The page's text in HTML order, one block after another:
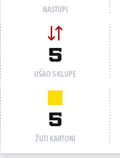
NASTUPI
5
UŠAO S KLUPE
5
ŽUTI KARTONI